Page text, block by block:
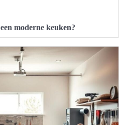
moderne keuken?